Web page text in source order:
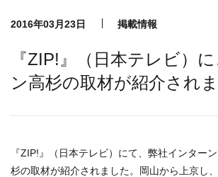
2016年03月23日 掲載情報
『ZIP!』（日本テレビ）
ン高杉の取材が紹介され
『ZIP!』（日本テレビ）にて、弊社インター
杉の取材が紹介されました。岡山から上京し